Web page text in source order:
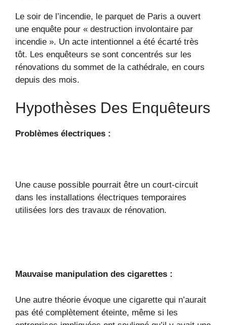
Le soir de l’incendie, le parquet de Paris a ouvert
une enquête pour « destruction involontaire par
incendie ». Un acte intentionnel a été écarté très
tôt. Les enquêteurs se sont concentrés sur les
rénovations du sommet de la cathédrale, en cours
depuis des mois.
Hypothèses Des Enquêteurs
Problèmes électriques :
Une cause possible pourrait être un court-circuit
dans les installations électriques temporaires
utilisées lors des travaux de rénovation.
Mauvaise manipulation des cigarettes :
Une autre théorie évoque une cigarette qui n’aurait
pas été complètement éteinte, même si les